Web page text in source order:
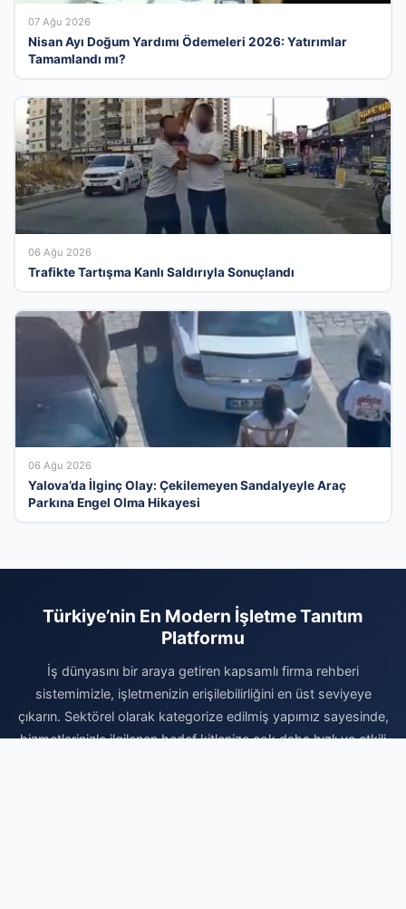
07 Ağu 2026
Nisan Ayı Doğum Yardımı Ödemeleri 2026: Yatırımlar
Tamamlandı mı?
06 Ağu 2026
Trafikte Tartışma Kanlı Saldırıyla Sonuçlandı
06 Ağu 2026
Yalova’da İlginç Olay: Çekilemeyen Sandalyeyle Araç
Parkına Engel Olma Hikayesi
Türkiye’nin En Modern İşletme Tanıtım
Platformu
İş dünyasını bir araya getiren kapsamlı firma rehberi
sistemimizle, işletmenizin erişilebilirliğini en üst seviyeye
çıkarın. Sektörel olarak kategorize edilmiş yapımız sayesinde,
hizmetlerinizle ilgilenen hedef kitlenize çok daha hızlı ve etkili